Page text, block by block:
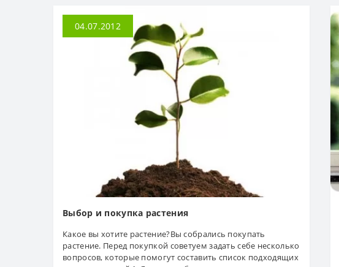
04.07.2012
Выбор и покупка растения
Какое вы хотите растение?Вы собрались покупать
растение. Перед покупкой советуем задать себе несколько
вопросов, которые помогут составить список подходящих